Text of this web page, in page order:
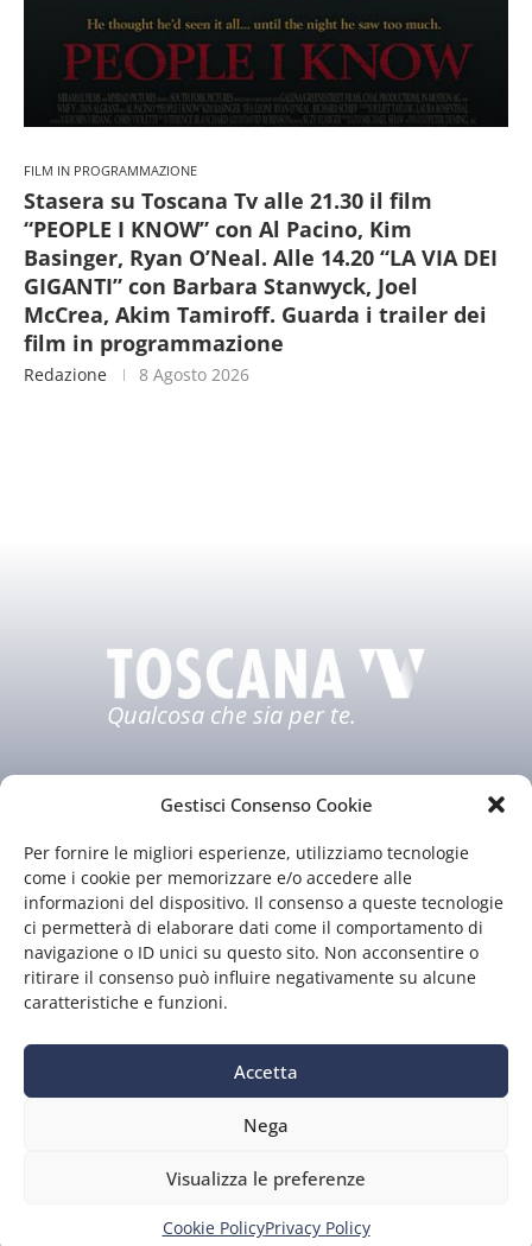
Gestisci Consenso Cookie
Per fornire le migliori esperienze, utilizziamo tecnologie
come i cookie per memorizzare e/o accedere alle
informazioni del dispositivo. Il consenso a queste tecnologie
ci permetterà di elaborare dati come il comportamento di
navigazione o ID unici su questo sito. Non acconsentire o
ritirare il consenso può influire negativamente su alcune
caratteristiche e funzioni.
Accetta
Nega
Visualizza le preferenze
Cookie PolicyPrivacy Policy
FILM IN PROGRAMMAZIONE
Stasera su Toscana Tv alle 21.30 il film
“PEOPLE I KNOW” con Al Pacino, Kim
Basinger, Ryan O’Neal. Alle 14.20 “LA VIA DEI
GIGANTI” con Barbara Stanwyck, Joel
McCrea, Akim Tamiroff. Guarda i trailer dei
film in programmazione
Redazione 8 Agosto 2026
Qualcosa che sia per te.
Chi siamo
Il nostro staff
Guida TV
Contatti
P.Iva 01549130977 – CF 00222070526 – Iscriz. al ROC n.13573
Testata giornalistica iscritta al Tribunale di Prato n.160/90 del